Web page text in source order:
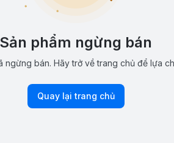
Sản phẩm ngừng bán
ngừng bán. Hãy trở về trang chủ để lựa
Quay lại trang chủ